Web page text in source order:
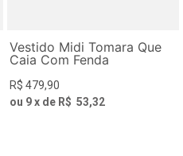
Vestido Midi Tomara Que
Caia Com Fenda
R$ 479,90
ou 9 x de R$ 53,32